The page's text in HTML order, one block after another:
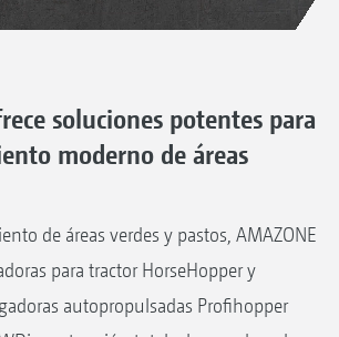
soluciones potentes para
moderno de áreas
de áreas verdes y pastos, AMAZONE
para tractor HorseHopper y
autopropulsadas Profihopper